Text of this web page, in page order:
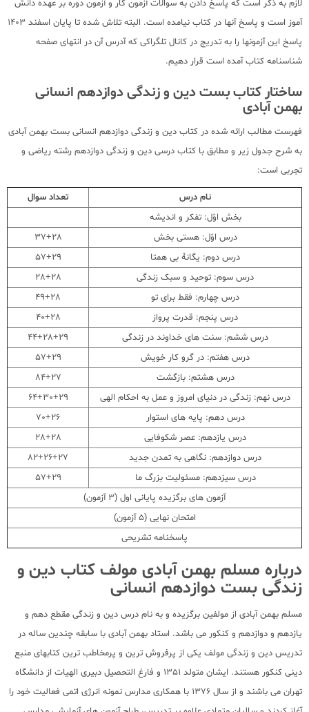
لازم به ذکر است که پاسخ دادن به سوالات آزمون کار و آزمون دوره بر عهده دانش
آموز است و پاسخ آنها در کتاب نیامده است. البته تلاش شده تا پایان اسفند 1403
پاسخ این آزمونها را به تدریج در کانال تلگراکی که آدرس آن در انتهای صفحه
شناسنامه کتاب آمده است قرار دهیم.
ساختار کتاب بست دین و زندگی دوازدهم انسانی
بهمن آبادی
فهرست مطالب ارائه شده در کتاب دین و زندگی دوازدهم انسانی بست بهمن آبادی
به شرح جدول زیر و مطابق با کتاب درسی دین و زندگی دوازدهم رشته ریاضی و
تجربی است:
نام درس
تعداد سوال
بخش اوّل: تفکر و اندیشه
درس اوّل: هستی بخش
37+28
درس دوم: یگانۀ بی همتا
57+29
درس سوم: توحید و سبک زندگی
28+28
درس چهارم: فقط برای تو
49+28
درس پنجم: قدرت پرواز
40+28
درس ششم: سنت های خداوند در زندگی
44+28+29
درس هفتم: در گرو کار خویش
57+29
درس هشتم: بازگشت
84+27
درس نهم: زندگی در دنیای امروز و عمل به احکام الهی
64+30+29
درس دهم: پایه های استوار
70+26
درس یازدهم: عصر شکوفایی
28+28
درس دوازدهم: نگاهی به تمدن جدید
82+26+27
درس سیزدهم: مسئولیت بزرگ ما
57+29
آزمون های برگزیده پایانی اول (3 آزمون)
امتحان نهایی (5 آزمون)
پاسخنامه تشریحی
درباره مسلم بهمن آبادی مولف کتاب دین و
زندگی بست دوازدهم انسانی
مسلم بهمن آبادی از مولفین برگزیده و به نام درس دین و زندگی مقطع دهم و
یازدهم و دوازدهم و کنکور می باشد. استاد بهمن آبادی با سابقه چندین ساله در
تدریس دین و زندگی مولف یکی از پرفروش ترین و پرمخاطب ترین کتابهای منبع
دینی کنکور هستند. ایشان متولد 1351 و فارغ التحصیل دبیری الهیات از دانشگاه
تهران می باشند و از سال 1376 با همکاری مدارس نمونه انرژی اتمی فعالیت خود را